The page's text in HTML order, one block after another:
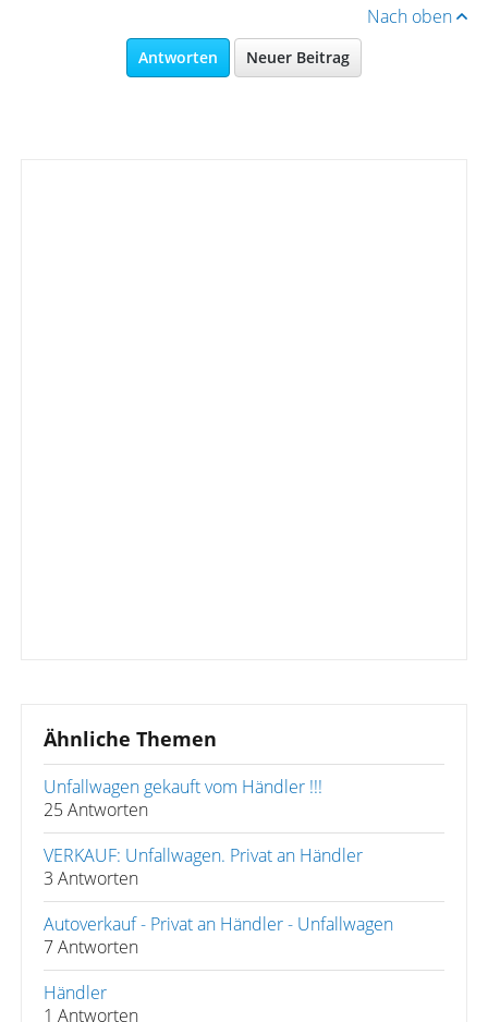
Nach oben
Antworten Neuer Beitrag
Ähnliche Themen
Unfallwagen gekauft vom Händler !!!
25 Antworten
VERKAUF: Unfallwagen. Privat an Händler
3 Antworten
Autoverkauf - Privat an Händler - Unfallwagen
7 Antworten
Händler
1 Antworten